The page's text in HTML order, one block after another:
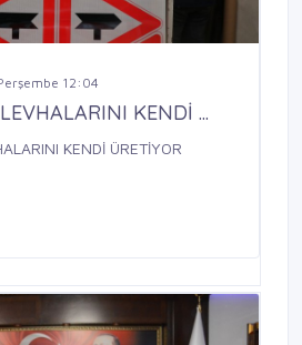
12:04
KENDİ ...
KENDİ ÜRETİYOR